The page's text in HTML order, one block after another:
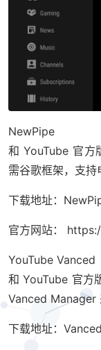
NewPipe
和 YouTube 官方
需谷歌框架，支持
下载地址：
官方网站：
YouTube Vanced
和 YouTube 官方
Vanced Manager
下载地址：